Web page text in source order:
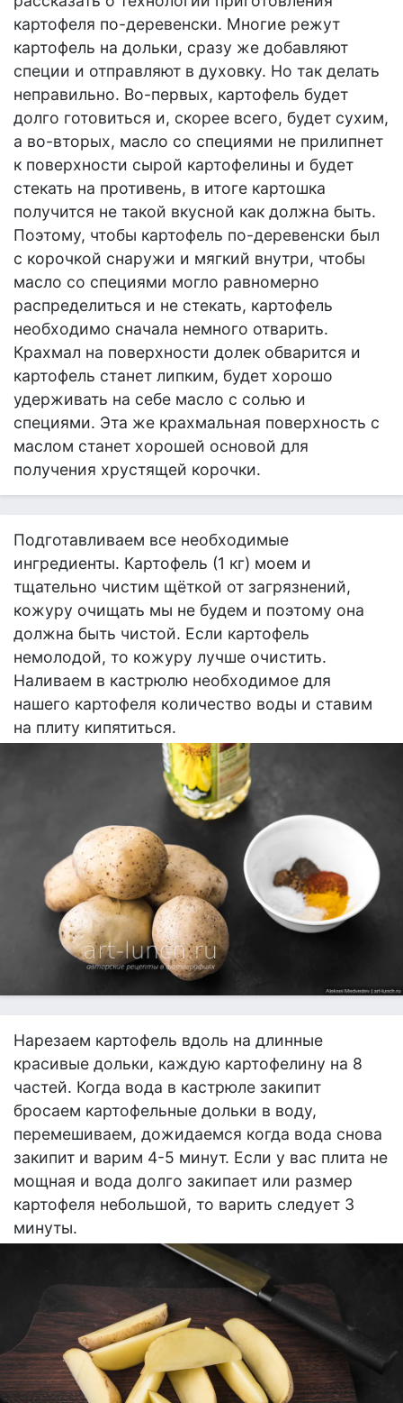
картофеля по-деревенски. Многие режут
картофель на дольки, сразу же добавляют
специи и отправляют в духовку. Но так делать
неправильно. Во-первых, картофель будет
долго готовиться и, скорее всего, будет сухим,
а во-вторых, масло со специями не прилипнет
к поверхности сырой картофелины и будет
стекать на противень, в итоге картошка
получится не такой вкусной как должна быть.
Поэтому, чтобы картофель по-деревенски был
с корочкой снаружи и мягкий внутри, чтобы
масло со специями могло равномерно
распределиться и не стекать, картофель
необходимо сначала немного отварить.
Крахмал на поверхности долек обварится и
картофель станет липким, будет хорошо
удерживать на себе масло с солью и
специями. Эта же крахмальная поверхность с
маслом станет хорошей основой для
получения хрустящей корочки.
Подготавливаем все необходимые
ингредиенты. Картофель (1 кг) моем и
тщательно чистим щёткой от загрязнений,
кожуру очищать мы не будем и поэтому она
должна быть чистой. Если картофель
немолодой, то кожуру лучше очистить.
Наливаем в кастрюлю необходимое для
нашего картофеля количество воды и ставим
на плиту кипятиться.
Нарезаем картофель вдоль на длинные
красивые дольки, каждую картофелину на 8
частей. Когда вода в кастрюле закипит
бросаем картофельные дольки в воду,
перемешиваем, дожидаемся когда вода снова
закипит и варим 4-5 минут. Если у вас плита не
мощная и вода долго закипает или размер
картофеля небольшой, то варить следует 3
минуты.